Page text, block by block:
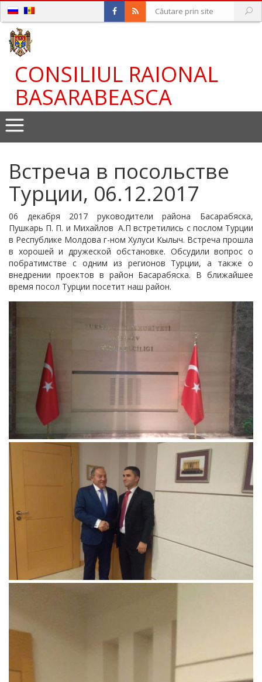
CONSILIUL RAIONAL
BASARABEASCA
Встреча в посольстве
Турции, 06.12.2017
06 декабря 2017 руководители района Басарабяска,
Пушкарь П. П. и Михайлов А.П встретились с послом Турции
в Республике Молдова г-ном Хулуси Кылыч. Встреча прошла
в хорошей и дружеской обстановке. Обсудили вопрос о
побратимстве с одним из регионов Турции, а также о
внедрении проектов в район Басарабяска. В ближайшее
время посол Турции посетит наш район.